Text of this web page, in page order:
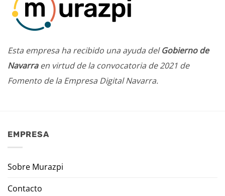
Esta empresa ha recibido una ayuda delGobierno de
Navarraen virtud de la convocatoria de 2021 de
Fomento de la Empresa Digital Navarra.
EMPRESA
Sobre Murazpi
Contacto